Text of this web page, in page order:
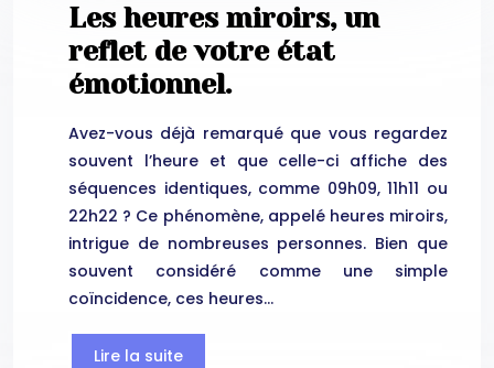
Les heures miroirs, un
reflet de votre état
émotionnel.
Avez-vous déjà remarqué que vous regardez
souvent l’heure et que celle-ci affiche des
séquences identiques, comme 09h09, 11h11 ou
22h22 ? Ce phénomène, appelé heures miroirs,
intrigue de nombreuses personnes. Bien que
souvent considéré comme une simple
coïncidence, ces heures…
Lire la suite